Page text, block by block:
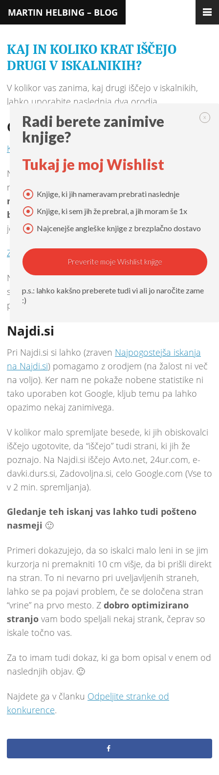
MARTIN HELBING – BLOG
KAJ IN KOLIKO KRAT IŠČEJO
DRUGI V ISKALNIKIH?
V kolikor vas zanima, kaj drugi iščejo v iskalnikih,
lahko uporabite naslednja dva orodja.
Google
Keyword Tool External
Na strani oglaševalskega programaAdWords
najdemo orodje, s katerim ugotovimo,
na mesec ljudje iščejo določene ključne
besede. Iskanje lahko filtriramo glede na državo in
jezik.
Zakaj je to pomembno?
Na tejstranipa lahko ocenimo, koliko bi približno
stal zakup ključne besede za sponzorirane
povezave. Cena je na klik.
Najdi.si
Pri Najdi.si si lahko (zraven Najpogostejša iskanja
na Najdi.si) pomagamo z orodjem (na žalost ni več
na voljo). Ker nam ne pokaže nobene statistike ni
tako uporaben kot Google, kljub temu pa lahko
opazimo nekaj zanimivega.
V kolikor malo spremljate besede, ki jih obiskovalci
iščejo ugotovite, da “iščejo” tudi strani, ki jih že
poznajo. Na Najdi.si iščejo Avto.net, 24ur.com, e-
davki.durs.si, Zadovoljna.si, celo Google.com (Vse to
v 2 min. spremljanja).
Gledanje teh iskanj vas lahko tudi pošteno
nasmeji 🙂
Primeri dokazujejo, da so iskalci malo leni in se jim
kurzorja ni premakniti 10 cm višje, da bi prišli direkt
na stran. To ni nevarno pri uveljavljenih straneh,
lahko se pa pojavi problem, če se določena stran
“vrine” na prvo mesto. Z dobro optimizirano
stranjo vam bodo speljali nekaj strank, čeprav so
iskale točno vas.
Za to imam tudi dokaz, ki ga bom opisal v enem od
naslednjih objav. 🙂
Najdete ga v članku Odpeljite stranke od
konkurence.
Radi berete zanimive
knjige?
Tukaj je moj Wishlist
Knjige, ki jih nameravam prebrati naslednje
Knjige, ki sem jih že prebral, a jih moram še 1x
Najcenejše angleške knjige z brezplačno dostavo
Preverite moje Wishlist knjige
p.s.: lahko kakšno preberete tudi vi ali jo naročite zame
:)
x